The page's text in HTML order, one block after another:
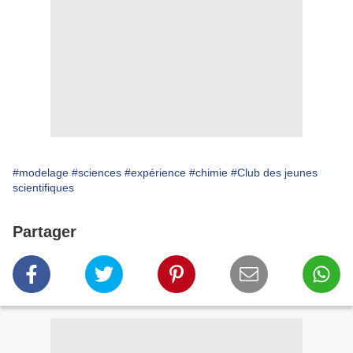
#modelage #sciences #expérience #chimie #Club des jeunes
scientifiques
Partager